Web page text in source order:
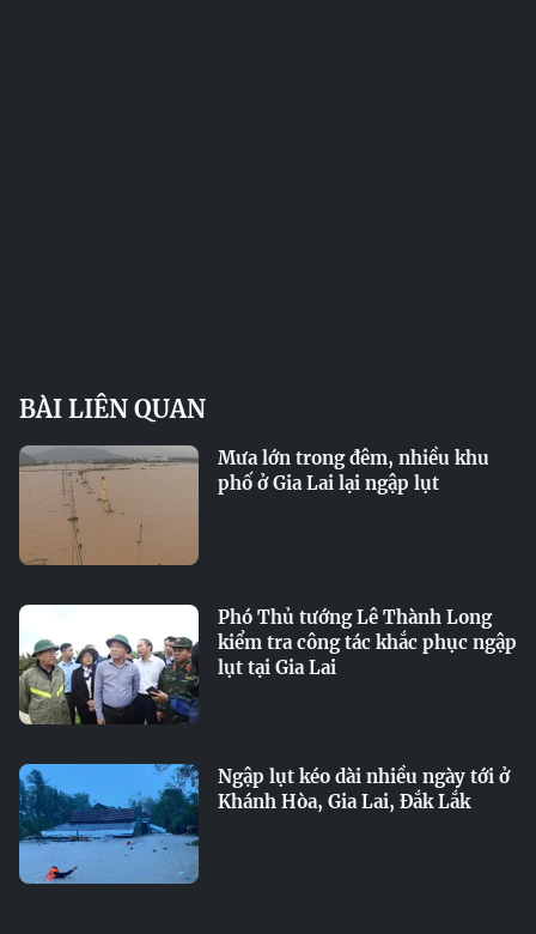
BÀI LIÊN QUAN
Mưa lớn trong đêm, nhiều khu
phố ở Gia Lai lại ngập lụt
Phó Thủ tướng Lê Thành Long
kiểm tra công tác khắc phục ngập
lụt tại Gia Lai
Ngập lụt kéo dài nhiều ngày tới ở
Khánh Hòa, Gia Lai, Đắk Lắk